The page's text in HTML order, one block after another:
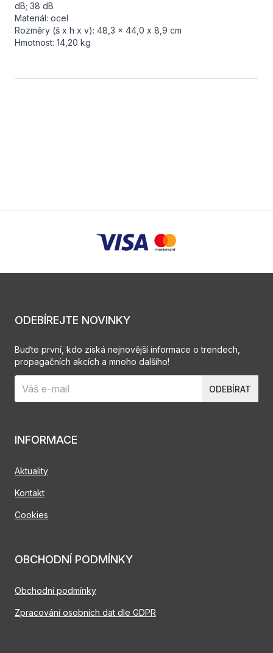
dB; 38 dB
Materiál: ocel
Rozměry (š x h x v): 48,3 x 44,0 x 8,9 cm
Hmotnost: 14,20 kg
INFORMACE
Aktuality
Kontakt
Cookies
OBCHODNÍ PODMÍNKY
Obchodní podmínky
Zpracování osobních dat dle GDPR
ODEBÍREJTE NOVINKY
Buďte první, kdo získá nejnovější informace o trendech,
propagačních akcích a mnoho dalšího!
ODEBÍRAT